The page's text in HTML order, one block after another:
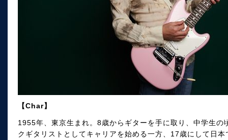
【Char】
1955年、東京生まれ。8歳からギターを手に取り、中学生
クギタリストとしてキャリアを始める一方、17歳にして日